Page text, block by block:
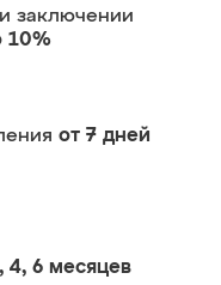
заключении
10%
от 7 дней
4, 6 месяцев